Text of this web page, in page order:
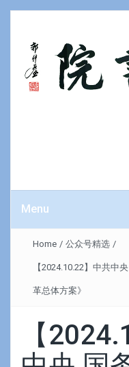
Menu
Home / 公众号精选 /
【2024.10.22】中共中
革总体方案》
【